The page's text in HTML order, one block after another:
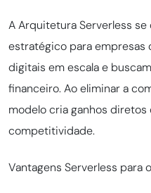
A Arquitetura Serverless
estratégico para empresas
digitais em escala e
financeiro. Ao eliminar a
modelo cria ganhos
competitividade.
Vantagens Serverless para